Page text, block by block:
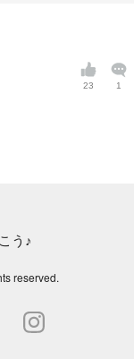
23 1
う♪
reserved.